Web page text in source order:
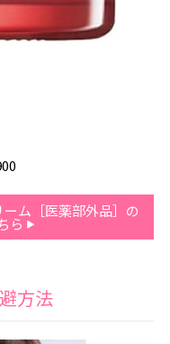
ム［医薬部外品］の
ら
方法